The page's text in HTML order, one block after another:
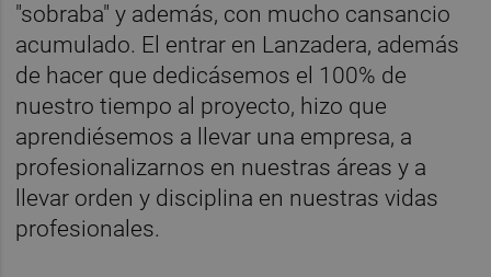
"sobraba" y además, con mucho cansancio
acumulado. El entrar en Lanzadera, además
de hacer que dedicásemos el 100% de
nuestro tiempo al proyecto, hizo que
aprendiésemos a llevar una empresa, a
profesionalizarnos en nuestras áreas y a
llevar orden y disciplina en nuestras vidas
profesionales.